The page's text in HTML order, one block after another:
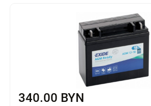
340.00 BYN